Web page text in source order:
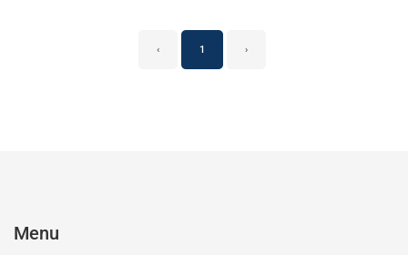
‹ 1 ›
Menu